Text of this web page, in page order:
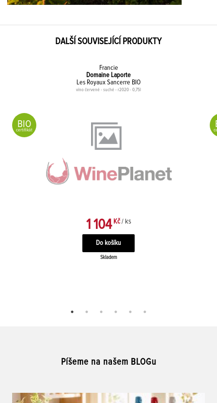
DALŠÍ SOUVISEJÍCÍ PRODUKTY
Francie
Domaine Laporte
Les Royaux Sancerre BIO
víno červené - suché - r2020 - 0,75l
BIO
certifikát
1 104 Kč / ks
Skladem
Píšeme na našem BLOGu